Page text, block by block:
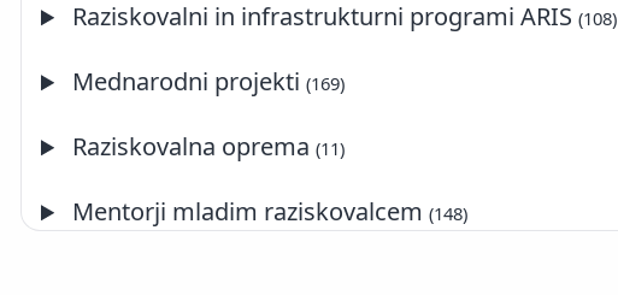
2001
2002
2004
2006
2008
Raziskovalni in infrastrukturni programi ARIS(108)
Mednarodni projekti(169)
Raziskovalna oprema(11)
Mentorji mladim raziskovalcem(148)